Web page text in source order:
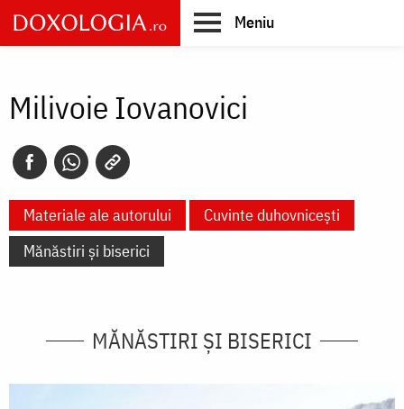
Skip
to
main
Meniu
Milivoie Iovanovici
Materiale ale autorului
Cuvinte duhovnicești
Mănăstiri și biserici
MĂNĂSTIRI ȘI BISERICI